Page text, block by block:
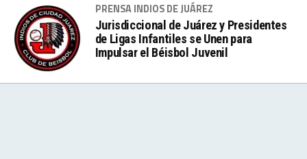
PRENSA INDIOS DE JUÁREZ
Jurisdiccional de Juárez y Presidentes
de Ligas Infantiles se Unen para
Impulsar el Béisbol Juvenil